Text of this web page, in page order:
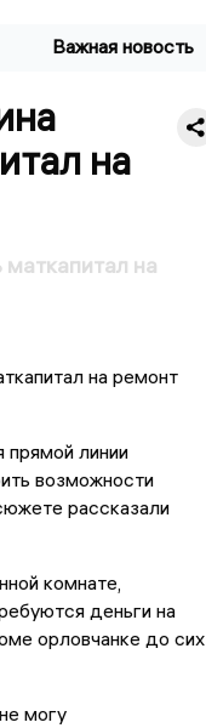
Важная новость
на
на
линии
возможности
рассказали
комнате,
деньги на
орловчанке до сих
могу